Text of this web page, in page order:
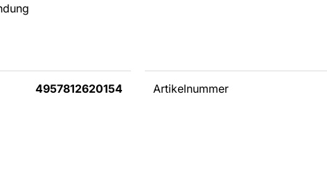
4957812620154 Artikelnummer